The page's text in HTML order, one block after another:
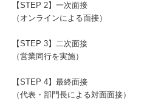
【STEP 2】一次面接
（オンラインによる面接）
【STEP 3】二次面接
（営業同行を実施）
【STEP 4】最終面接
（代表・部門長による対面面接）